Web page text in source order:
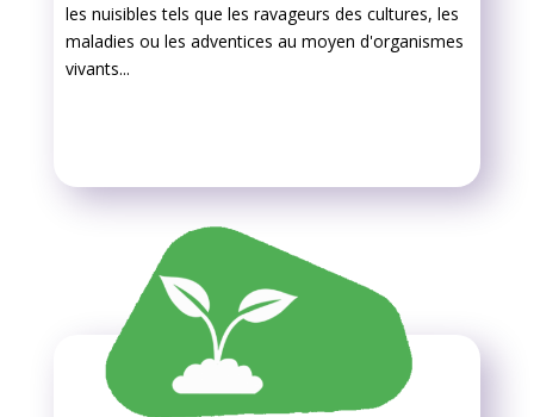
les nuisibles tels que les ravageurs des cultures, les
maladies ou les adventices au moyen d'organismes
vivants...